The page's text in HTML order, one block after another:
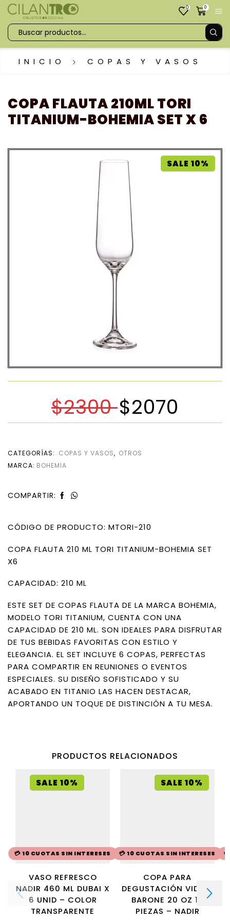
0 0
INICIO COPAS Y VASOS
COPA FLAUTA 210ML TORI
TITANIUM-BOHEMIA SET X 6
SALE 10%
$2300 $2070
CATEGORÍAS: COPAS Y VASOS, OTROS
MARCA: BOHEMIA
COMPARTIR:
CÓDIGO DE PRODUCTO: MTORI-210
COPA FLAUTA 210 ML TORI TITANIUM-BOHEMIA SET
X6
CAPACIDAD: 210 ML
ESTE SET DE COPAS FLAUTA DE LA MARCA BOHEMIA,
MODELO TORI TITANIUM, CUENTA CON UNA
CAPACIDAD DE 210 ML. SON IDEALES PARA DISFRUTAR
DE TUS BEBIDAS FAVORITAS CON ESTILO Y
ELEGANCIA. EL SET INCLUYE 6 COPAS, PERFECTAS
PARA COMPARTIR EN REUNIONES O EVENTOS
ESPECIALES. SU DISEÑO SOFISTICADO Y SU
ACABADO EN TITANIO LAS HACEN DESTACAR,
APORTANDO UN TOQUE DE DISTINCIÓN A TU MESA.
PRODUCTOS RELACIONADOS
SALE 10%
💳 10 CUOTAS SIN INTERESES
VASO REFRESCO
NADIR 460 ML DUBAI X
6 UNID – COLOR
TRANSPARENTE
SALE 10%
💳 10 CUOTAS SIN INTERESES
COPA PARA
DEGUSTACIÓN VIDRIO
BARONE 20 OZ 12
PIEZAS – NADIR